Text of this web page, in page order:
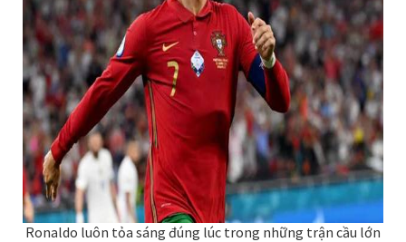
Ronaldo luôn tỏa sáng đúng lúc trong những trận cầu lớn